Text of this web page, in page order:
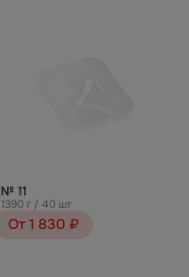
№ 11
1390 г / 40 шт
От 1 830 ₽